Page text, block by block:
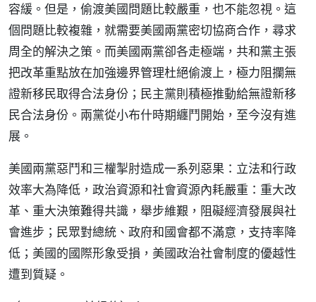
容緩。但是，偷渡美國問題比較嚴重，也不能忽視。這
個問題比較複雜，就需要美國兩黨密切協商合作，尋求
周全的解決之策。而美國兩黨卻各走極端，共和黨主張
把改革重點放在加強邊界管理杜絕偷渡上，極力阻攔無
證新移民取得合法身份；民主黨則積極推動給無證新移
民合法身份。兩黨從小布什時期纏鬥開始，至今沒有進
展。
美國兩黨惡鬥和三權掣肘造成一系列惡果：立法和行政
效率大為降低，政治資源和社會資源內耗嚴重：重大改
革、重大決策難得共識，舉步維艱，阻礙經濟發展與社
會進步；民眾對總統、政府和國會都不滿意，支持率降
低；美國的國際形象受損，美國政治社會制度的優越性
遭到質疑。